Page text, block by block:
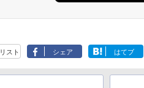
リスト シェア はてブ